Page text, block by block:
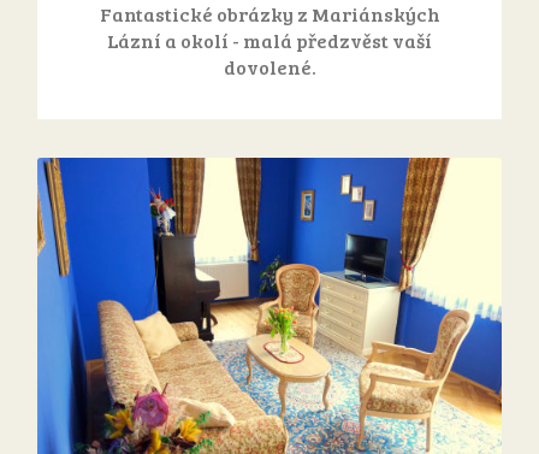
Fantastické obrázky z Mariánských
Lázní a okolí - malá předzvěst vaší
dovolené.